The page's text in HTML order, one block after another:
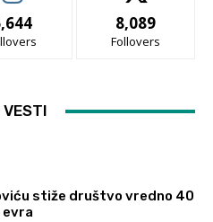
8,089
Follovers
stiže društvo vredno 40
evra